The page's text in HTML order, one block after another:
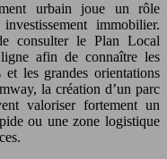
urbain joue un rôle
immobilier.
consulter le Plan Local
afin de connaître les
les grandes orientations
la création d’un parc
valoriser fortement un
ou une zone logistique